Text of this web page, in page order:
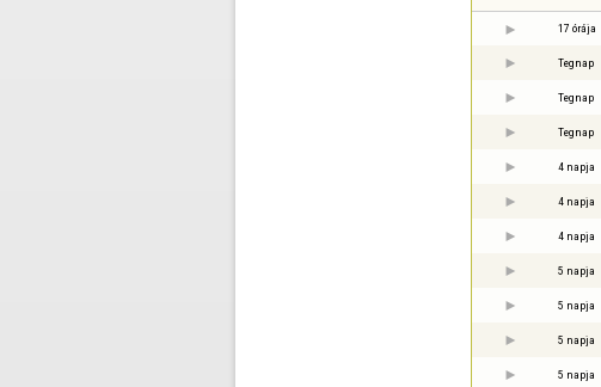
17 órája
Tegnap
Tegnap
Tegnap
4 napja
4 napja
4 napja
5 napja
5 napja
5 napja
5 napja